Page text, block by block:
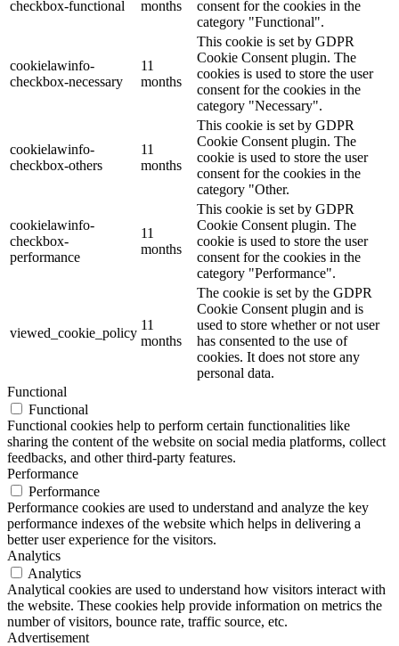
checkbox-functional
months
consent for the cookies in the
category "Functional".
cookielawinfo-
checkbox-necessary
11
months
This cookie is set by GDPR
Cookie Consent plugin. The
cookies is used to store the user
consent for the cookies in the
category "Necessary".
cookielawinfo-
checkbox-others
11
months
This cookie is set by GDPR
Cookie Consent plugin. The
cookie is used to store the user
consent for the cookies in the
category "Other.
cookielawinfo-
checkbox-
performance
11
months
This cookie is set by GDPR
Cookie Consent plugin. The
cookie is used to store the user
consent for the cookies in the
category "Performance".
viewed_cookie_policy
11
months
The cookie is set by the GDPR
Cookie Consent plugin and is
used to store whether or not user
has consented to the use of
cookies. It does not store any
personal data.
Functional
Functional
Functional cookies help to perform certain functionalities like
sharing the content of the website on social media platforms, collect
feedbacks, and other third-party features.
Performance
Performance
Performance cookies are used to understand and analyze the key
performance indexes of the website which helps in delivering a
better user experience for the visitors.
Analytics
Analytics
Analytical cookies are used to understand how visitors interact with
the website. These cookies help provide information on metrics the
number of visitors, bounce rate, traffic source, etc.
Advertisement